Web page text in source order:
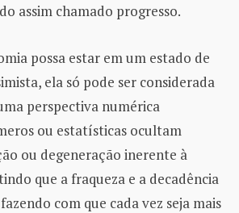
assim chamado progresso.
possa estar em um estado de
ela só pode ser considerada
perspectiva numérica
ou estatísticas ocultam
ou degeneração inerente à
que a fraqueza e a decadência
com que cada vez seja mais